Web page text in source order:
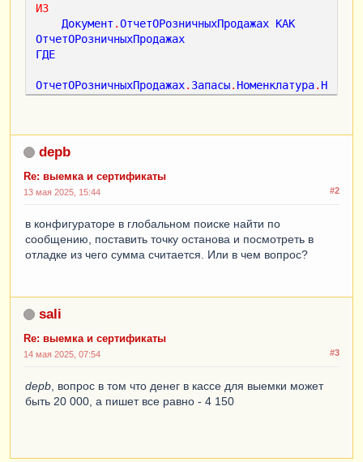
ИЗ
Документ .ОтчетОРозничныхПродажах КАК
ОтчетОРозничныхПродажах
ГДЕ
ОтчетОРозничныхПродажах. Запасы. Номенклатура. Н
depb
Re: выемка и сертификаты
#2
13 мая 2025, 15:44
в конфигураторе в глобальном поиске найти по
сообщению, поставить точку останова и посмотреть в
отладке из чего сумма считается. Или в чем вопрос?
sali
Re: выемка и сертификаты
#3
14 мая 2025, 07:54
depb , вопрос в том что денег в кассе для выемки может
быть 20 000, а пишет все равно - 4 150